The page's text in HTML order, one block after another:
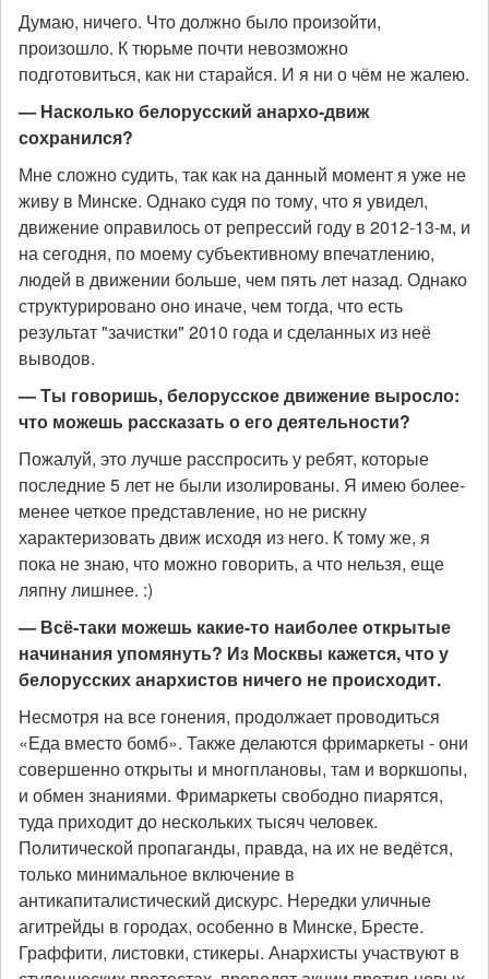
Думаю, ничего. Что должно было произойти,
произошло. К тюрьме почти невозможно
подготовиться, как ни старайся. И я ни о чём не жалею.
— Насколько белорусский анархо-движ
сохранился?
Мне сложно судить, так как на данный момент я уже не
живу в Минске. Однако судя по тому, что я увидел,
движение оправилось от репрессий году в 2012-13-м, и
на сегодня, по моему субъективному впечатлению,
людей в движении больше, чем пять лет назад. Однако
структурировано оно иначе, чем тогда, что есть
результат "зачистки" 2010 года и сделанных из неё
выводов.
— Ты говоришь, белорусское движение выросло:
что можешь рассказать о его деятельности?
Пожалуй, это лучше расспросить у ребят, которые
последние 5 лет не были изолированы. Я имею более-
менее четкое представление, но не рискну
характеризовать движ исходя из него. К тому же, я
пока не знаю, что можно говорить, а что нельзя, еще
ляпну лишнее. :)
— Всё-таки можешь какие-то наиболее открытые
начинания упомянуть? Из Москвы кажется, что у
белорусских анархистов ничего не происходит.
Несмотря на все гонения, продолжает проводиться
«Еда вместо бомб». Также делаются фримаркеты - они
совершенно открыты и многплановы, там и воркшопы,
и обмен знаниями. Фримаркеты свободно пиарятся,
туда приходит до нескольких тысяч человек.
Политической пропаганды, правда, на их не ведётся,
только минимальное включение в
антикапиталистический дискурс. Нередки уличные
агитрейды в городах, особенно в Минске, Бресте.
Граффити, листовки, стикеры. Анархисты участвуют в